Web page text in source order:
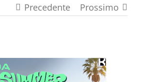
Precedente Prossimo